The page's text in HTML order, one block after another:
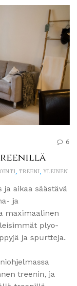
6
, TREENI, YLEINEN
aikaa säästävä
ja
maximaalinen
plyo-
ja spurtteja.
treenin, ja